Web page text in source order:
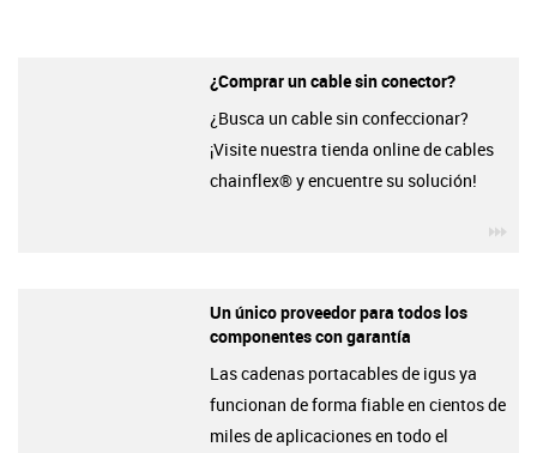
¿Comprar un cable sin conector?
¿Busca un cable sin confeccionar?
¡Visite nuestra tienda online de cables
chainflex® y encuentre su solución!
Un único proveedor para todos los
componentes con garantía
Las cadenas portacables de igus ya
funcionan de forma fiable en cientos de
miles de aplicaciones en todo el